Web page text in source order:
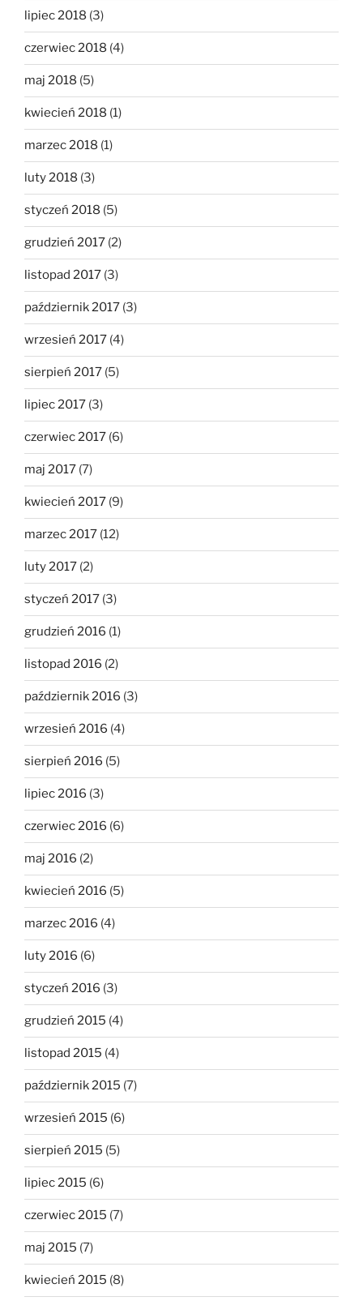
lipiec 2018 (3)
czerwiec 2018 (4)
maj 2018 (5)
kwiecień 2018 (1)
marzec 2018 (1)
luty 2018 (3)
styczeń 2018 (5)
grudzień 2017 (2)
listopad 2017 (3)
październik 2017 (3)
wrzesień 2017 (4)
sierpień 2017 (5)
lipiec 2017 (3)
czerwiec 2017 (6)
maj 2017 (7)
kwiecień 2017 (9)
marzec 2017 (12)
luty 2017 (2)
styczeń 2017 (3)
grudzień 2016 (1)
listopad 2016 (2)
październik 2016 (3)
wrzesień 2016 (4)
sierpień 2016 (5)
lipiec 2016 (3)
czerwiec 2016 (6)
maj 2016 (2)
kwiecień 2016 (5)
marzec 2016 (4)
luty 2016 (6)
styczeń 2016 (3)
grudzień 2015 (4)
listopad 2015 (4)
październik 2015 (7)
wrzesień 2015 (6)
sierpień 2015 (5)
lipiec 2015 (6)
czerwiec 2015 (7)
maj 2015 (7)
kwiecień 2015 (8)